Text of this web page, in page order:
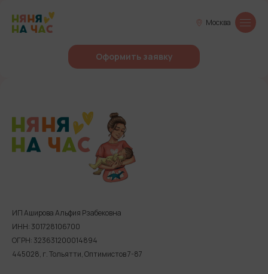
Москва
Оформить заявку
ИП Аширова Альфия Рзабековна
ИНН: 301728106700
ОГРН: 323631200014894
445028, г. Тольятти, Оптимистов 7-87